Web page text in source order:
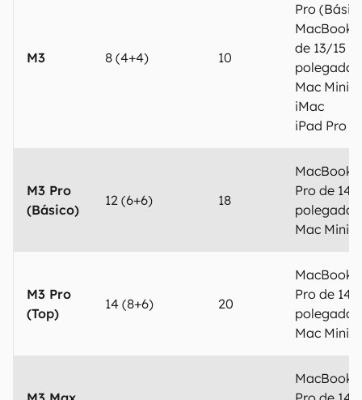
M3 8 (4+4) 10
Pro
MacBook
de 13/15
polegadas
Mac Mini
iMac
iPad Pro
M3 Pro
(Básico)
12 (6+6) 18
MacBook
Pro de 14/
polegadas
Mac Mini
M3 Pro
(Top)
14 (8+6) 20
MacBook
Pro de 14/
polegadas
Mac Mini
MacBook